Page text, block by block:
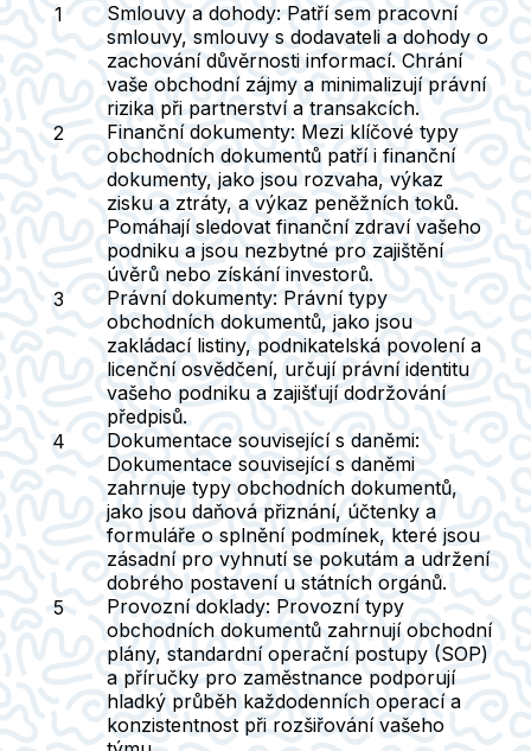
Smlouvy a dohody: Patří sem pracovní
smlouvy, smlouvy s dodavateli a dohody o
zachování důvěrnosti informací. Chrání
vaše obchodní zájmy a minimalizují právní
rizika při partnerství a transakcích.
Finanční dokumenty: Mezi klíčové typy
obchodních dokumentů patří i finanční
dokumenty, jako jsou rozvaha, výkaz
zisku a ztráty, a výkaz peněžních toků.
Pomáhají sledovat finanční zdraví vašeho
podniku a jsou nezbytné pro zajištění
úvěrů nebo získání investorů.
Právní dokumenty: Právní typy
obchodních dokumentů, jako jsou
zakládací listiny, podnikatelská povolení a
licenční osvědčení, určují právní identitu
vašeho podniku a zajišťují dodržování
předpisů.
Dokumentace související s daněmi:
Dokumentace související s daněmi
zahrnuje typy obchodních dokumentů,
jako jsou daňová přiznání, účtenky a
formuláře o splnění podmínek, které jsou
zásadní pro vyhnutí se pokutám a udržení
dobrého postavení u státních orgánů.
Provozní doklady: Provozní typy
obchodních dokumentů zahrnují obchodní
plány, standardní operační postupy (SOP)
a příručky pro zaměstnance podporují
hladký průběh každodenních operací a
konzistentnost při rozšiřování vašeho